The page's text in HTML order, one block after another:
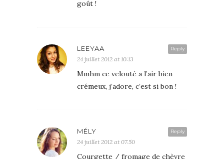
goût !
Reply
LEEYAA
24 juillet 2012 at 10:13
Mmhm ce velouté a l’air bien
crémeux, j’adore, c’est si bon !
Reply
MÉLY
24 juillet 2012 at 07:50
Courgette / fromage de chèvre